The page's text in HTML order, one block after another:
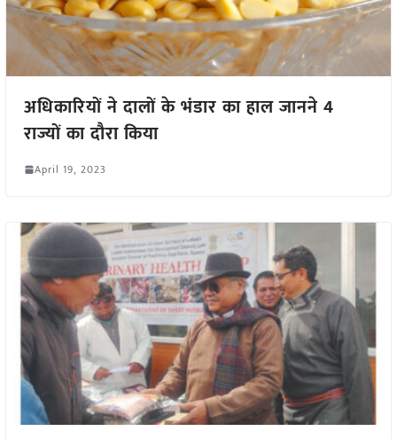
अधिकारियों ने दालों के भंडार का हाल जानने 4
राज्यों का दौरा किया
April 19, 2023